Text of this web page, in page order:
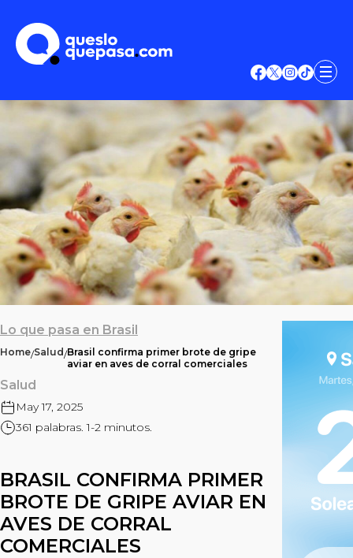
Lo que pasa en Brasil
Home/Salud/Brasil confirma primer brote de gripe
aviar en aves de corral comerciales
Salud
May 17, 2025
361 palabras. 1-2 minutos.
BRASIL CONFIRMA PRIMER
BROTE DE GRIPE AVIAR EN
AVES DE CORRAL
COMERCIALES